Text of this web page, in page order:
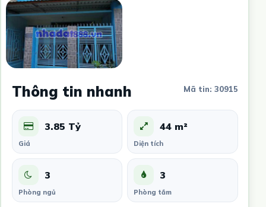
Thông tin nhanh Mã tin: 30915
3.85 Tỷ
Giá
44 m²
Diện tích
3
Phòng ngủ
3
Phòng tắm